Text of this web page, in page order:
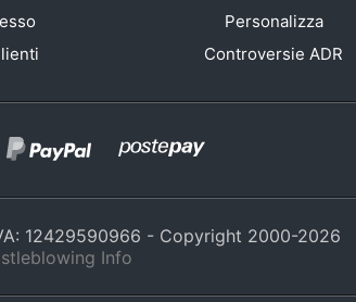
Personalizza
Controversie ADR
12429590966 - Copyright 2000-2026
Info